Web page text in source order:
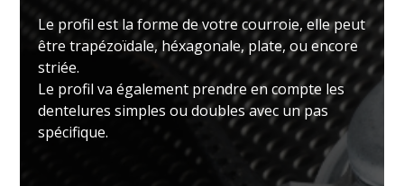
Le profil est la forme de votre courroie, elle peut
être trapézoïdale, héxagonale, plate, ou encore
striée.
Le profil va également prendre en compte les
dentelures simples ou doubles avec un pas
spécifique.